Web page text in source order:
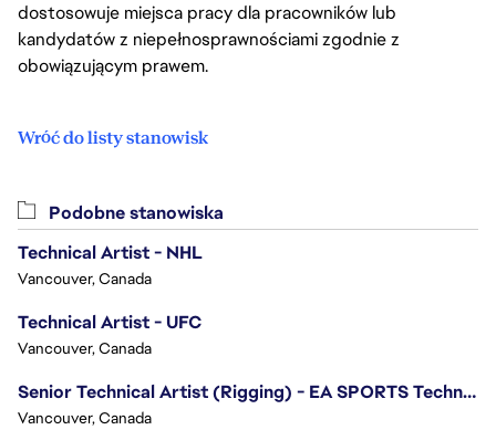
dostosowuje miejsca pracy dla pracowników lub
kandydatów z niepełnosprawnościami zgodnie z
obowiązującym prawem.
Wróć do listy stanowisk
Podobne stanowiska
Technical Artist - NHL
Vancouver, Canada
Technical Artist - UFC
Vancouver, Canada
Senior Technical Artist (Rigging) - EA SPORTS Technology
Vancouver, Canada